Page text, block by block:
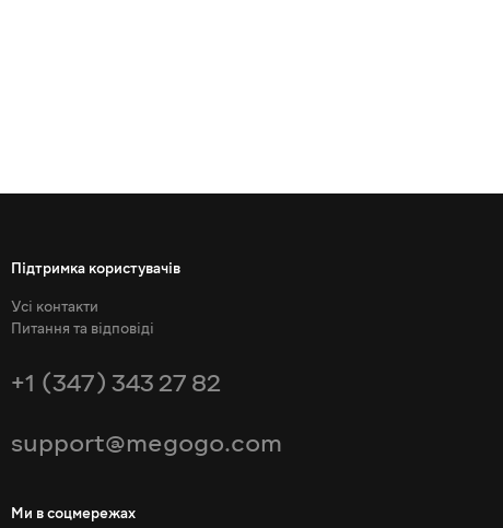
Підтримка користувачів
Усі контакти
Питання та відповіді
+1 (347) 343 27 82
support@megogo.com
Ми в соцмережах